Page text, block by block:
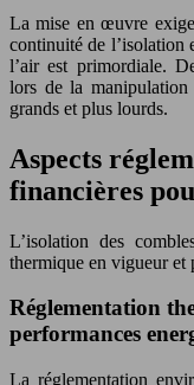
La mise en œuvre
continuité de l’isolation
l’air est primordiale.
lors de la
grands et plus lourds.
Aspects
financières
L’isolation des
thermique en vigueur et
Réglementation
performances
La réglementation